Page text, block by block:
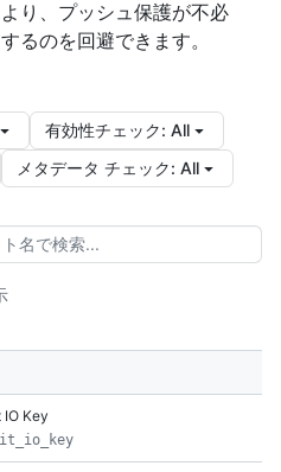
り、プッシュ保護が不必
るのを回避できます。
有効性チェック: All
メタデータ チェック: All
Key